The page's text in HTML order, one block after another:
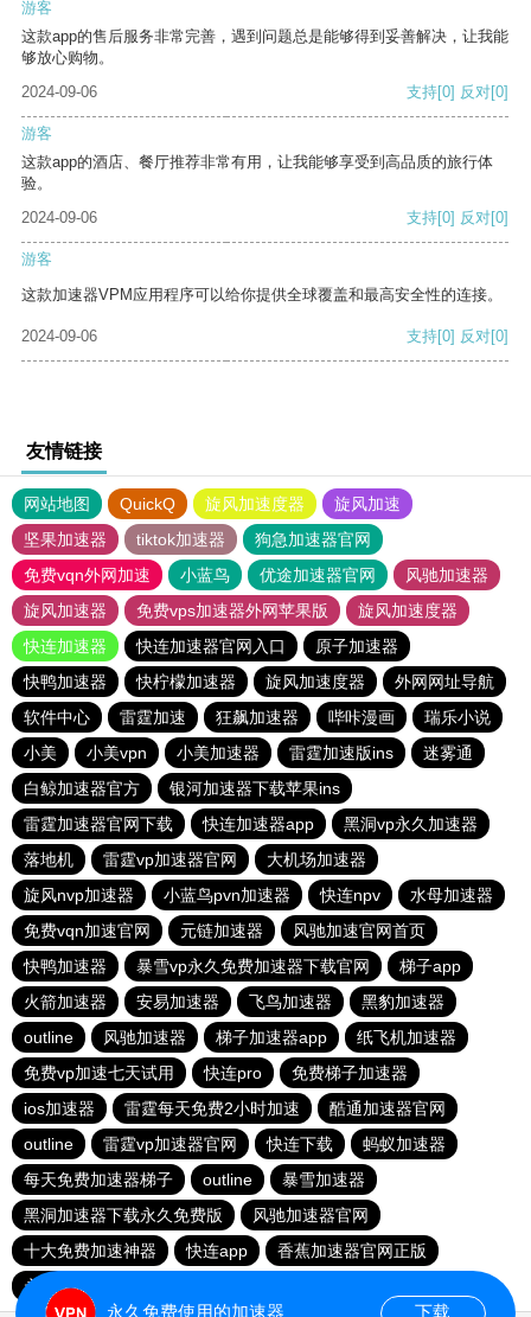
游客
这款app的售后服务非常完善，遇到问题总是能够得到妥善解决，让我能
够放心购物。
2024-09-06
支持[0] 反对[0]
游客
这款app的酒店、餐厅推荐非常有用，让我能够享受到高品质的旅行体
验。
2024-09-06
支持[0] 反对[0]
游客
这款加速器VPM应用程序可以给你提供全球覆盖和最高安全性的连接。
2024-09-06 支持[0] 反对[0]
友情链接
网站地图 QuickQ 旋风加速度器
旋风加速
坚果加速器
tiktok加速器
狗急加速器官网
免费vqn外网加速
小蓝鸟 优途加速器官网
风驰加速器
旋风加速器
免费vps加速器外网苹果版
旋风加速度器
快连加速器
快连加速器官网入口
原子加速器
快鸭加速器
快柠檬加速器 旋风加速度器
外网网址导航
软件中心
雷霆加速 狂飙加速器 哔咔漫画
瑞乐小说
小美
小美vpn 小美加速器 雷霆加速版ins
迷雾通
白鲸加速器官方
银河加速器下载苹果ins
雷霆加速器官网下载
快连加速器app
黑洞vp永久加速器
落地机
雷霆vp加速器官网
大机场加速器
旋风nvp加速器
小蓝鸟pvn加速器 快连npv
水母加速器
免费vqn加速官网
元链加速器
风驰加速官网首页
快鸭加速器
暴雪vp永久免费加速器下载官网
梯子app
火箭加速器
安易加速器 飞鸟加速器
黑豹加速器
outline
风驰加速器 梯子加速器app
纸飞机加速器
免费vp加速七天试用
快连pro
免费梯子加速器
ios加速器
雷霆每天免费2小时加速
酷通加速器官网
outline
雷霆vp加速器官网 快连下载
蚂蚁加速器
每天免费加速器梯子
outline
暴雪加速器
黑洞加速器下载永久免费版
风驰加速器官网
十大免费加速神器
快连app
香蕉加速器官网正版
永久免费vqn加速外网
永久免费使用的加速器 下载